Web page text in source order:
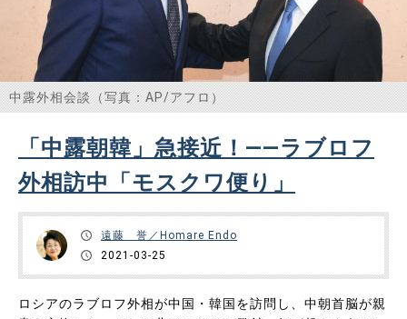
中露外相会談（写真：AP/アフロ）
「中露朝韓」急接近！――ラブロフ
外相訪中「モスクワ便り」
遠藤 誉／Homare Endo
2021-03-25
ロシアのラブロフ外相が中国・韓国を訪問し、中朝首脳が親